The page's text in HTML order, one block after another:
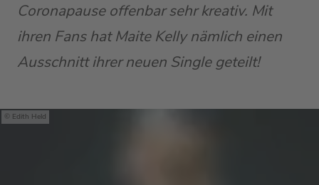
Coronapause offenbar sehr kreativ. Mit
ihren Fans hat Maite Kelly nämlich einen
Ausschnitt ihrer neuen Single geteilt!
Edith Held